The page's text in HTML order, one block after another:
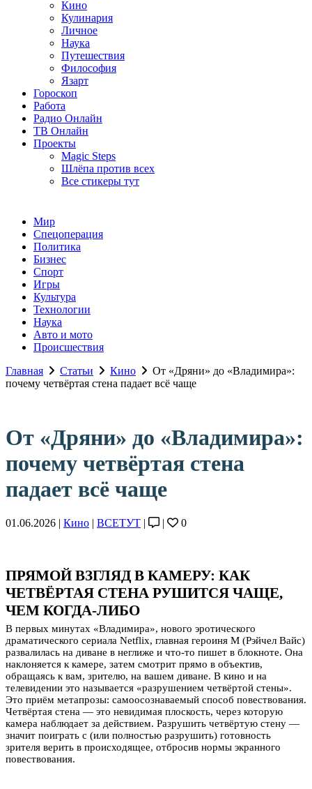
Кино
Кулинария
Личное
Наука
Путешествия
Философия
Язарт
Гороскоп
Работа
Радио Онлайн
ТВ Онлайн
Проекты
Magic Steps
Шлёпа против всех
Все стикеры тут
Мир
Спецоперация
Политика
Бизнес
Спорт
Игры
Культура
Технологии
Наука
Авто и мото
Происшествия
Главная
Статьи Кино
От «Дряни» до «Владимира»:
почему четвёртая стена падает всё чаще
От «Дряни» до «Владимира»:
почему четвёртая стена
падает всё чаще
01.06.2026 | Кино | ВСЕТУТ | | 0
ПРЯМОЙ ВЗГЛЯД В КАМЕРУ: КАК
ЧЕТВЁРТАЯ СТЕНА РУШИТСЯ ЧАЩЕ,
ЧЕМ КОГДА-ЛИБО
В первых минутах «Владимира», нового эротического
драматического сериала Netflix, главная героиня М (Рэйчел Вайс)
развалилась на диване в неглиже и что-то пишет в блокноте. Она
наклоняется к камере, затем смотрит прямо в объектив,
обращаясь к вам, зрителю, на вашем диване. В кино и на
телевидении это называется «разрушением четвёртой стены».
Это приём метапрозы: самоосознаваемый способ повествования.
Четвёртая стена — это невидимая плоскость, через которую
камера наблюдает за действием. Разрушить четвёртую стену —
значит поиграть с (или полностью разрушить) готовность
зрителя верить в происходящее, отбросив нормы экранного
повествования.